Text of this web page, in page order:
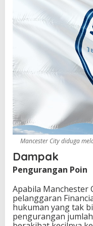
i
g
a
I
n
g
g
r
i
Mancester City diduga
Dampak
Pengurangan Poin
Apabila Manchester
pelanggaran
hukuman yang tak
pengurangan